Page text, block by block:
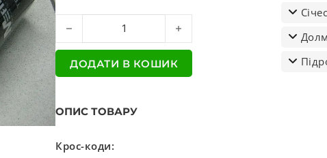
Фильтр масляний IVECO DAILY, EUROCARGO (TRUCK)
ДОДАТИ В КОШИК
ОПИС ТОВАРУ
Крос-коди: